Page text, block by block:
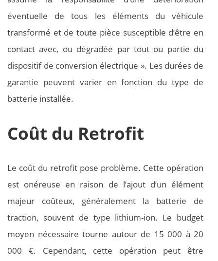
éventuelle de tous les éléments du véhicule
transformé et de toute pièce susceptible d’être en
contact avec, ou dégradée par tout ou partie du
dispositif de conversion électrique ». Les durées de
garantie peuvent varier en fonction du type de
batterie installée.
Coût du Retrofit
Le coût du retrofit pose problème. Cette opération
est onéreuse en raison de l’ajout d’un élément
majeur coûteux, généralement la batterie de
traction, souvent de type lithium-ion. Le budget
moyen nécessaire tourne autour de 15 000 à 20
000 €. Cependant, cette opération peut être